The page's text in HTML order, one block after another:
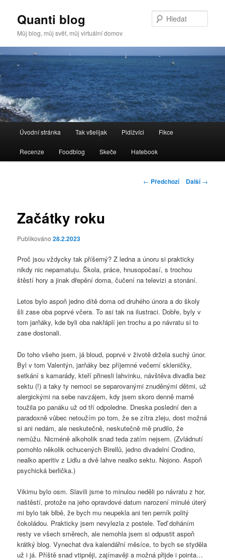
Quanti blog
Můj blog, můj svět, můj virtuální domov
navigační
Přejít
k
webu
Úvodní stránka Tak všelijak Pidižvíci Fikce
Recenze Foodblog Skeče Hatebook
Navigace
← Předchozí Další→
Začátky roku
Publikováno28.2.2023
Proč jsou vždycky tak příšerný? Z ledna a únoru si prakticky
nikdy nic nepamatuju. Škola, práce, hnusopočasí, s trochou
štěstí hory a jinak dřepění doma, čučení na televizi a stonání.
Letos bylo aspoň jedno dítě doma od druhého února a do školy
šli zase oba poprvé včera. To asi tak na ilustraci. Dobře, byly v
tom jarňáky, kde byli oba nakřáplí jen trochu a po návratu si to
zase dostonali.
Do toho všeho jsem, já bloud, poprvé v životě držela suchý únor.
Byl v tom Valentýn, jarňáky bez příjemné večerní skleničky,
setkání s kamarády, kteří přinesli lahvinku, návštěva divadla bez
sektu (!) a taky ty nemoci se separovanými znuděnými dětmi, už
alergickými na sebe navzájem, kdy jsem skoro denně marně
toužila po panáku už od tří odpoledne. Dneska poslední den a
paradoxně vůbec netoužím po tom, že se zítra zleju, dost možná
si ani nedám, ale neskutečně, neskutečně mě prudilo, že
nemůžu. Nicméně alkoholik snad teda zatím nejsem. (Zvládnutí
pomohlo několik ochucených Birellů, jedno divadelní Crodino,
nealko aperitiv z Lidlu a dvě lahve nealko sektu. Nojono. Aspoň
psychická berlička.)
Vikimu bylo osm. Slavili jsme to minulou neděli po návratu z hor,
naštěstí, protože na jeho opravdové datum narození minulé úterý
mi bylo tak blbě, že bych mu neupekla ani ten perník politý
čokoládou. Prakticky jsem nevylezla z postele. Teď doháním
resty ve všech směrech, ale nemohla jsem si odpustit aspoň
krátký blog. Vynechat dva kalendářní měsíce, to bych se styděla
už i já. Příště snad vtipněji, zajímavěji a možná přijde i pointa…